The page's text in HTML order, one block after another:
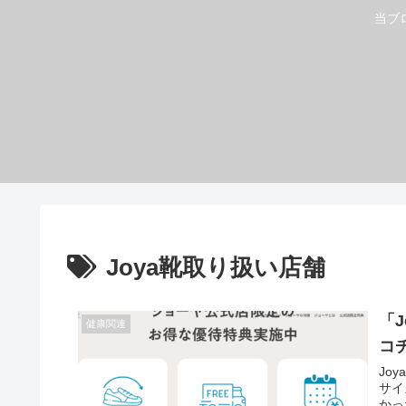
当ブ
Joya靴取り扱い店舗
健康関連
コ
サ